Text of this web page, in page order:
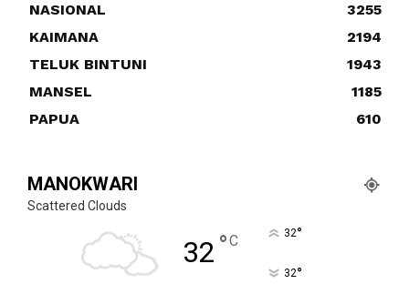
NASIONAL
3255
KAIMANA
2194
TELUK BINTUNI
1943
MANSEL
1185
PAPUA
610
MANOKWARI
Scattered Clouds
32 °C 32°
32°